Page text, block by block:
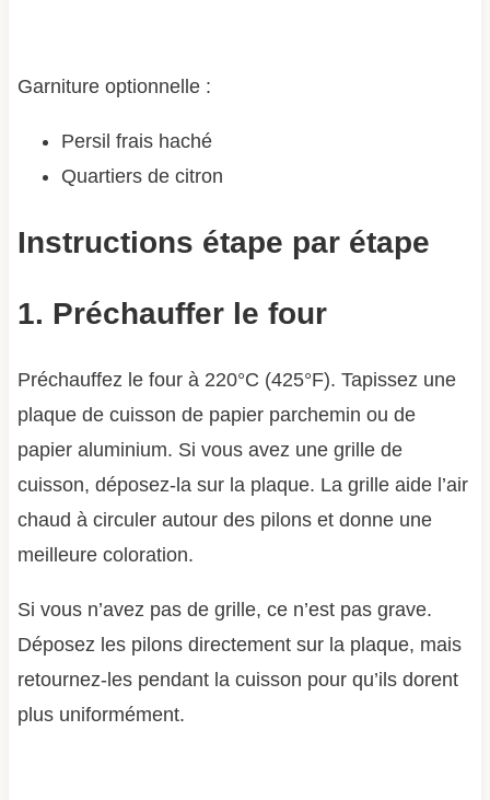
Garniture optionnelle :
Persil frais haché
Quartiers de citron
Instructions étape par étape
1. Préchauffer le four
Préchauffez le four à 220°C (425°F). Tapissez une
plaque de cuisson de papier parchemin ou de
papier aluminium. Si vous avez une grille de
cuisson, déposez-la sur la plaque. La grille aide l’air
chaud à circuler autour des pilons et donne une
meilleure coloration.
Si vous n’avez pas de grille, ce n’est pas grave.
Déposez les pilons directement sur la plaque, mais
retournez-les pendant la cuisson pour qu’ils dorent
plus uniformément.